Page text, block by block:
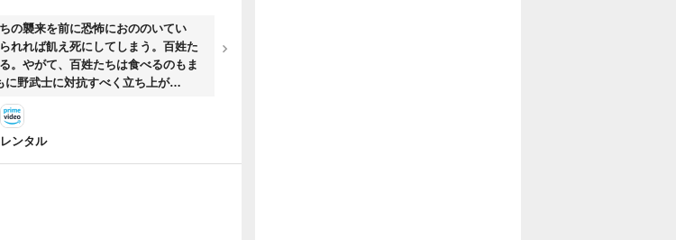
の襲来を前に恐怖におののいてい
れれば飢え死にしてしまう。百姓た
。やがて、百姓たちは食べるのもま
に野武士に対抗すべく立ち上が
レンタル